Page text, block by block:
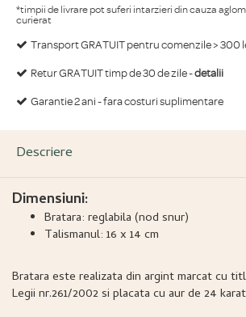
*timpii de livrare pot suferi intarzieri din cauza
curierat
Transport GRATUIT pentru comenzile > 300
Retur GRATUIT timp de 30 de zile -detalii
Garantie 2 ani - fara costuri suplimentare
Descriere
Dimensiuni:
Bratara: reglabila (nod snur)
Talismanul: 16 x 14 cm
Bratara este realizata din argint marcat cu
Legii nr.261/2002 si placata cu aur de 24